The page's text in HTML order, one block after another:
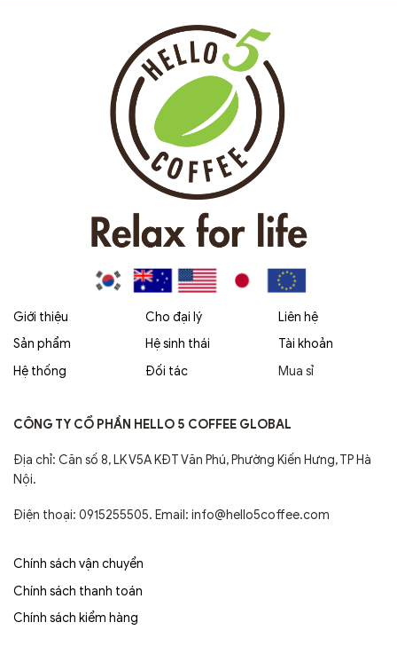
Giới thiệu
Sản phẩm
Hệ thống
Cho đại lý
Hệ sinh thái
Đối tác
Liên hệ
Tài khoản
Mua sỉ
CÔNG TY CỔ PHẦN HELLO 5 COFFEE GLOBAL
Địa chỉ: Căn số 8, LK V5A KĐT Văn Phú, Phường Kiến Hưng, TP Hà
Nội.
Điện thoại: 0915255505. Email: info@hello5coffee.com
Chính sách vận chuyển
Chính sách thanh toán
Chính sách kiểm hàng